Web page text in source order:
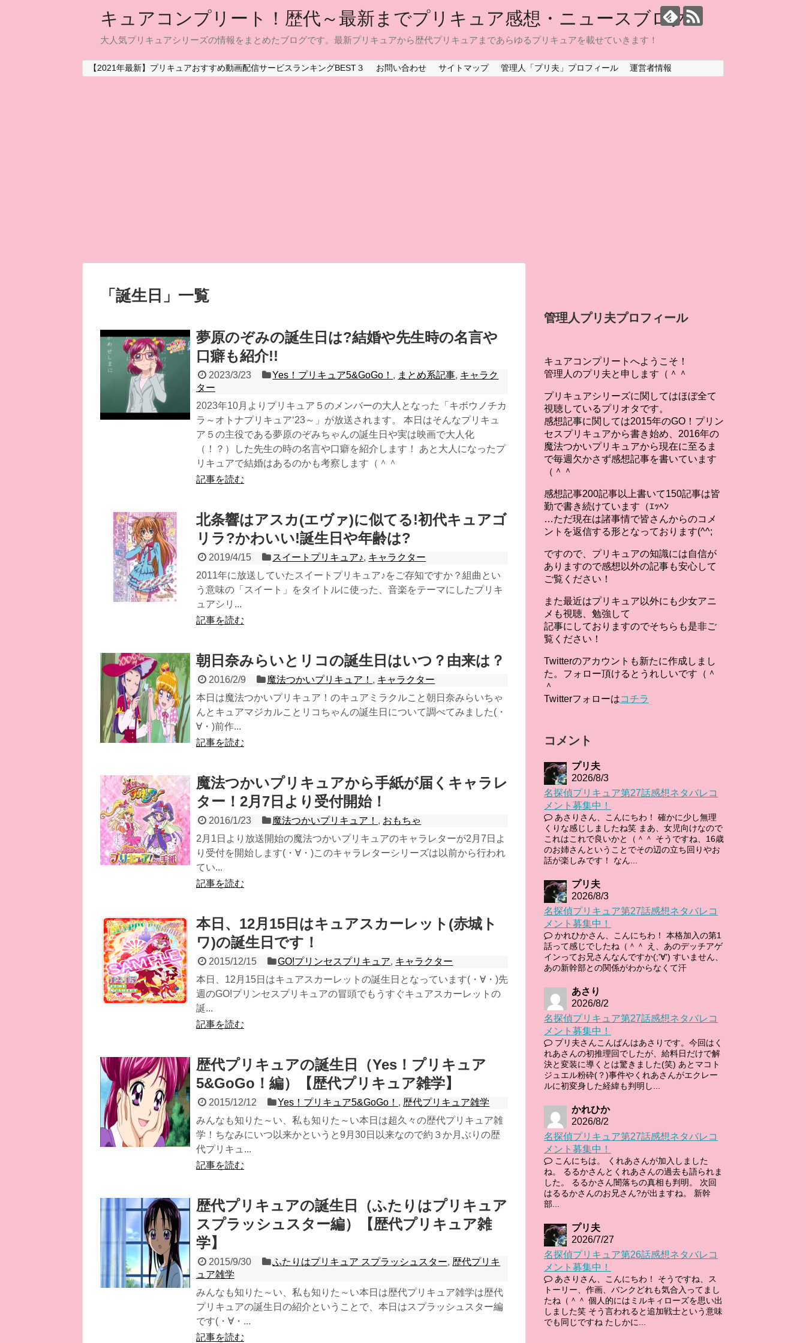
キュアコンプリート！歴代～最新までプリキュア感想・ニュースブログ
大人気プリキュアシリーズの情報をまとめたブログです。最新プリキュアから歴代プリキュアまであらゆるプリキュアを載せていきます！
【2021年最新】プリキュアおすすめ動画配信サービスランキングBEST３ お問い合わせ サイトマップ 管理人「プリ夫」プロフィール 運営者情報
「 誕生日 」 一覧
夢原のぞみの誕生日は?結婚や先生時の名言や
口癖も紹介!!
2023/3/23 Yes！プリキュア5&GoGo！ , まとめ系記事, キャラク
ター
2023年10月よりプリキュア５のメンバーの大人となった「キボウノチカ
ラ～オトナプリキュア‘23～」が放送されます。 本日はそんなプリキュ
ア５の主役である夢原のぞみちゃんの誕生日や実は映画で大人化
（！？）した先生の時の名言や口癖を紹介します！ あと大人になったプ
リキュアで結婚はあるのかも考察します（＾＾
記事を読む
北条響はアスカ(エヴァ)に似てる!初代キュアゴ
リラ?かわいい!誕生日や年齢は?
2019/4/15 スイートプリキュア♪, キャラクター
2011年に放送していたスイートプリキュア♪をご存知ですか？組曲とい
う意味の「スイート」をタイトルに使った、音楽をテーマにしたプリキ
ュアシリ...
記事を読む
朝日奈みらいとリコの誕生日はいつ？由来は？
2016/2/9 魔法つかいプリキュア！ , キャラクター
本日は魔法つかいプリキュア！のキュアミラクルこと朝日奈みらいちゃ
んとキュアマジカルことリコちゃんの誕生日について調べてみました(・
∀・)前作...
記事を読む
魔法つかいプリキュアから手紙が届くキャラレ
ター！2月7日より受付開始！
2016/1/23 魔法つかいプリキュア！ , おもちゃ
2月1日より放送開始の魔法つかいプリキュアのキャラレターが2月7日よ
り受付を開始します(・∀・)このキャラレターシリーズは以前から行われ
てい...
記事を読む
本日、12月15日はキュアスカーレット(赤城ト
ワ)の誕生日です！
2015/12/15 GO!プリンセスプリキュア, キャラクター
本日、12月15日はキュアスカーレットの誕生日となっています(・∀・)先
週のGO!プリンセスプリキュアの冒頭でもうすぐキュアスカーレットの
誕...
記事を読む
歴代プリキュアの誕生日（Yes！プリキュア
5&GoGo！編）【歴代プリキュア雑学】
2015/12/12 Yes！プリキュア5&GoGo！ , 歴代プリキュア雑学
みんなも知りた～い、私も知りた～い本日は超久々の歴代プリキュア雑
学！ちなみにいつ以来かというと9月30日以来なので約３か月ぶりの歴
代プリキュ...
記事を読む
歴代プリキュアの誕生日（ふたりはプリキュア
スプラッシュスター編）【歴代プリキュア雑
学】
2015/9/30 ふたりはプリキュア スプラッシュスター, 歴代プリキ
ュア雑学
みんなも知りた～い、私も知りた～い本日は歴代プリキュア雑学は歴代
プリキュアの誕生日の紹介ということで、本日はスプラッシュスター編
です(・∀・...
記事を読む
管理人プリ夫プロフィール
キュアコンプリートへようこそ！
管理人のプリ夫と申します（＾＾
プリキュアシリーズに関してはほぼ全て
視聴しているプリオタです。
感想記事に関しては2015年のGO！プリン
セスプリキュアから書き始め、2016年の
魔法つかいプリキュアから現在に至るま
で毎週欠かさず感想記事を書いています
（＾＾
感想記事200記事以上書いて150記事は皆
勤で書き続けています（ｴｯﾍﾝ
…ただ現在は諸事情で皆さんからのコメ
ントを返信する形となっております(^^;
ですので、プリキュアの知識には自信が
ありますので感想以外の記事も安心して
ご覧ください！
また最近はプリキュア以外にも少女アニ
メも視聴、勉強して
記事にしておりますのでそちらも是非ご
覧ください！
Twitterのアカウントも新たに作成しまし
た。フォロー頂けるとうれしいです（＾
＾
Twitterフォローはコチラ
コメント
プリ夫
2026/8/3
名探偵プリキュア第27話感想ネタバレコ
メント募集中！
あさりさん、こんにちわ！ 確かに少し無理
くりな感じしましたね笑 まあ、女児向けなので
これはこれで良いかと（＾＾ そうですね、16歳
のお姉さんということでその辺の立ち回りやお
話が楽しみです！ なん...
プリ夫
2026/8/3
名探偵プリキュア第27話感想ネタバレコ
メント募集中！
かれひかさん、こんにちわ！ 本格加入の第1
話って感じでしたね（＾＾ え、あのデッチアゲ
インってお兄さんなんですか(;'∀') すいません、
あの新幹部との関係がわからなくて汗
あさり
2026/8/2
名探偵プリキュア第27話感想ネタバレコ
メント募集中！
プリ夫さんこんばんはあさりです。今回はく
れあさんの初推理回でしたが、給料日だけで解
決と変装に導くとは驚きました(笑) あとマコト
ジュエル粉砕(？)事件やくれあさんがエクレー
ルに初変身した経緯も判明し...
かれひか
2026/8/2
名探偵プリキュア第27話感想ネタバレコ
メント募集中！
こんにちは。 くれあさんが加入しました
ね。 るるかさんとくれあさんの過去も語られま
した。 るるかさん闇落ちの真相も判明。 次回
はるるかさんのお兄さん?が出ますね。 新幹
部...
プリ夫
2026/7/27
名探偵プリキュア第26話感想ネタバレコ
メント募集中！
あさりさん、こんにちわ！ そうですね、ス
トーリー、作画、バンクどれも気合入ってまし
たね（＾＾ 個人的にはミルキィローズを思い出
しました笑 そう言われると追加戦士という意味
でも同じですね たしかに...